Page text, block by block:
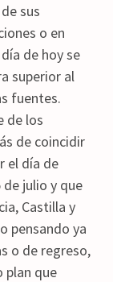
sus
o en
de hoy se
superior al
fuentes.
de los
de coincidir
el día de
julio y que
Castilla y
pensando ya
o de regreso,
plan que